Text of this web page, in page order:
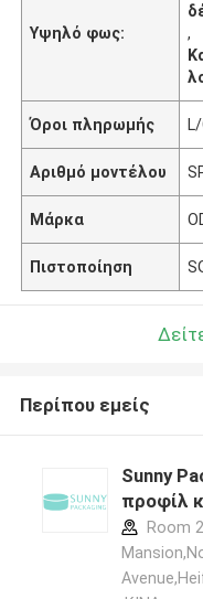
Υψηλό φως:
,
Όροι πληρωμής
Αριθμό μοντέλου
Μάρκα
Πιστοποίηση
Περίπου εμείς
Sunny
προφίλ
Room